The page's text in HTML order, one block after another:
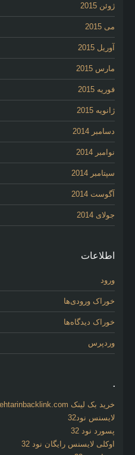
ژوئن 2015
می 2015
آوریل 2015
مارس 2015
فوریه 2015
ژانویه 2015
دسامبر 2014
نوامبر 2014
سپتامبر 2014
آگوست 2014
جولای 2014
اطلاعات
ورود
خوراک ورودی‌ها
خوراک دیدگاه‌ها
وردپرس
.
خرید بک لینک behtarinbacklink.com
لایسنس نود32
پسورد نود 32
اوکلی لایسنس رایگان نود 32